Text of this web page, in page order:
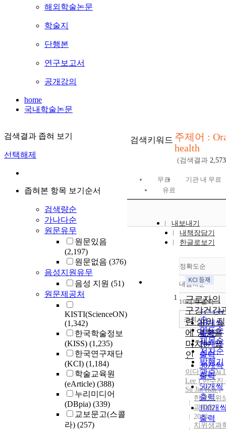
해외학술논문
학술지
단행본
연구보고서
공개강의
home
국내학술논문
검색결과 좁혀 보기
선택해제
좁혀본 항목 보기순서
검색량순
가나다순
원문유무
원문있음
(2,197)
원문없음 (376)
음성지원유무
음성 지원 (51)
원문제공처
KISTI(ScienceON)
(1,342)
한국학술정보
(KISS) (1,235)
한국연구재단
(KCI) (1,184)
학술교육원
(eArticle) (388)
누리미디어
(DBpia) (339)
교보문고(스콜
라) (257)
검색키워드 주제어 :
health
(검색결과 2,573
무료
기관 내 무료
유료
내보내기
내책장담기
한글로보기
정확도순
정확도
순
인기도
순
연도순
제목순
저자순
발행기
관순
내림차순
내림차
10개씩 출력
10개씩
출력
20개씩
출력
30개씩
출력
50개씩
출력
100개
출력
조회
1
근로자의
구강건강
련 삶의 질
에 영향을
미치는 요
인
이다인 ( Da
Lee ),한수진
Su Jin Han )
한국치위
과학회
2013
치위생과